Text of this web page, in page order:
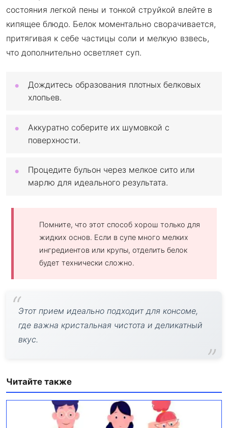
состояния легкой пены и тонкой струйкой влейте в
кипящее блюдо. Белок моментально сворачивается,
притягивая к себе частицы соли и мелкую взвесь,
что дополнительно осветляет суп.
Дождитесь образования плотных белковых
хлопьев.
Аккуратно соберите их шумовкой с
поверхности.
Процедите бульон через мелкое сито или
марлю для идеального результата.
Помните, что этот способ хорош только для
жидких основ. Если в супе много мелких
ингредиентов или крупы, отделить белок
будет технически сложно.
Этот прием идеально подходит для консоме,
где важна кристальная чистота и деликатный
вкус.
Читайте также